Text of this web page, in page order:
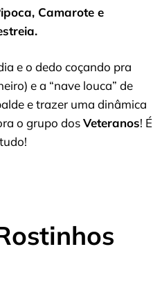
Camarote e
e o dedo coçando pra
e a “nave louca” de
e trazer uma dinâmica
o grupo dosVeteranos! É